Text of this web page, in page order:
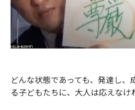
どんな状態であっても、発達し、
る子どもたちに、大人は応えなけ